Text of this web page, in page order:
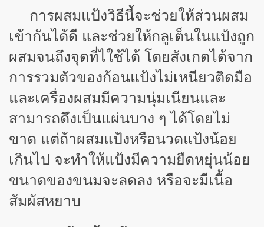
การผสมแป้งวิธีนี้จะช่วยให้ส่วนผสม
เข้ากันได้ดี และช่วยให้กลูเต็นในแป้งถูก
ผสมจนถึงจุดที่ไใช้ได้ โดยสังเกตได้จาก
การรวมตัวของก้อนแป้งไม่เหนียวติดมือ
และเครื่องผสมมีความนุ่มเนียนและ
สามารถดึงเป็นแผ่นบาง ๆ ได้โดยไม่
ขาด แต่ถ้าผสมแป้งหรือนวดแป้งน้อย
เกินไป จะทำให้แป้งมีความยืดหยุ่นน้อย
ขนาดของขนมจะลดลง หรือจะมีเนื้อ
สัมผัสหยาบ